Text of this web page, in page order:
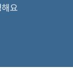
요